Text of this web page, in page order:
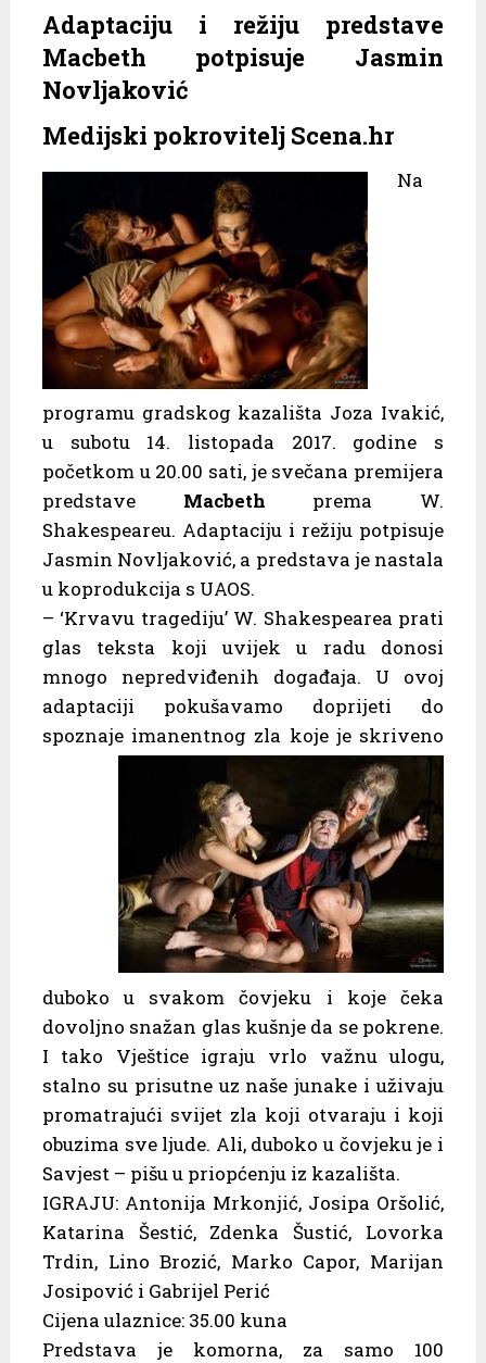
Adaptaciju i režiju predstave
Macbeth potpisuje Jasmin
Novljaković
Medijski pokrovitelj Scena.hr
Na
programu gradskog kazališta Joza Ivakić,
u subotu 14. listopada 2017. godine s
početkom u 20.00 sati, je svečana premijera
predstave Macbeth prema W.
Shakespeareu. Adaptaciju i režiju potpisuje
Jasmin Novljaković, a predstava je nastala
u koprodukcija s UAOS.
– ‘Krvavu tragediju’ W. Shakespearea prati
glas teksta koji uvijek u radu donosi
mnogo nepredviđenih događaja. U ovoj
adaptaciji pokušavamo doprijeti do
spoznaje imanentnog zla koje je skriveno
duboko u svakom čovjeku i koje čeka
dovoljno snažan glas kušnje da se pokrene.
I tako Vještice igraju vrlo važnu ulogu,
stalno su prisutne uz naše junake i uživaju
promatrajući svijet zla koji otvaraju i koji
obuzima sve ljude. Ali, duboko u čovjeku je i
Savjest – pišu u priopćenju iz kazališta.
IGRAJU: Antonija Mrkonjić, Josipa Oršolić,
Katarina Šestić, Zdenka Šustić, Lovorka
Trdin, Lino Brozić, Marko Capor, Marijan
Josipović i Gabrijel Perić
Cijena ulaznice: 35.00 kuna
Predstava je komorna, za samo 100